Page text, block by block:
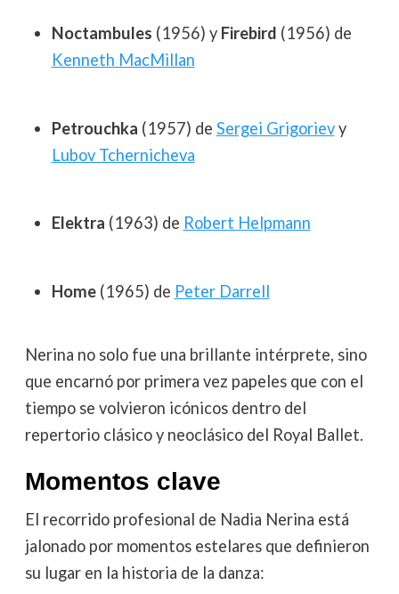
Noctambules (1956) y Firebird (1956) de
Kenneth MacMillan
Petrouchka (1957) de Sergei Grigorievy
Lubov Tchernicheva
Elektra (1963) de Robert Helpmann
Home(1965) de Peter Darrell
Nerina no solo fue una brillante intérprete, sino
que encarnó por primera vez papeles que con el
tiempo se volvieron icónicos dentro del
repertorio clásico y neoclásico del Royal Ballet.
Momentos clave
El recorrido profesional de Nadia Nerina está
jalonado por momentos estelares que definieron
su lugar en la historia de la danza: